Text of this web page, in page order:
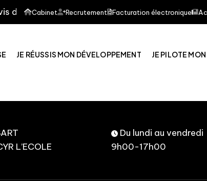
de vous informer que notre cabinet
Cabinet Recrutement Facturation électronique
JE RÉUSSIS MON DÉVELOPPEMENT JE PILOTE
L’ECOLE
Du lundi au vendredi
9h00-17h00